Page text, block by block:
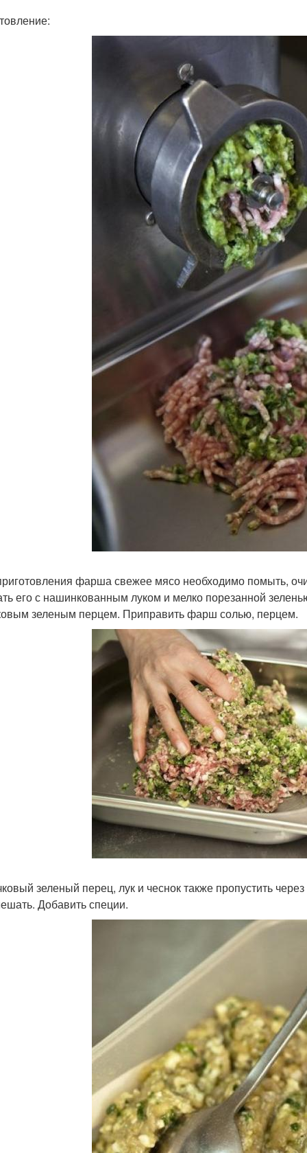
фарша свежее мясо необходимо помыть,
его с нашинкованным луком и мелко порезанной
зеленым перцем. Приправить фарш солью, перцем.
зеленый перец, лук и чеснок также пропустить
Добавить специи.